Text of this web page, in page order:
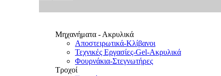
Μηχανήματα - Ακρυλικά
Αποστειρωτικά-Κλίβανοι
Τεχνικές Εργασίες-Gel-Ακρυλικά
Φουρνάκια-Στεγνωτήρες
Τροχοί